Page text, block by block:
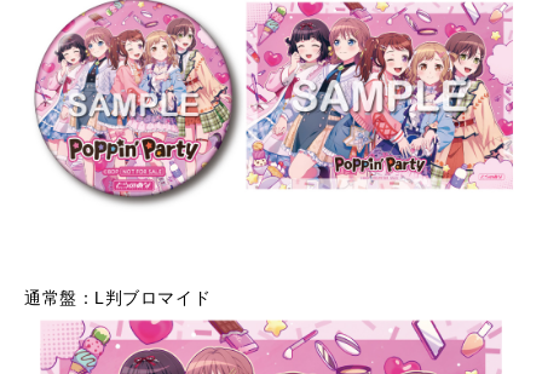
通常盤：L判ブロマイド